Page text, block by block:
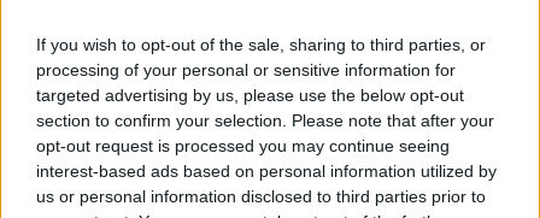
If you wish to opt-out of the sale, sharing to third parties, or
processing of your personal or sensitive information for
targeted advertising by us, please use the below opt-out
section to confirm your selection. Please note that after your
opt-out request is processed you may continue seeing
interest-based ads based on personal information utilized by
us or personal information disclosed to third parties prior to
cieszymy się, że odwiedzasz nasz portal. Jesteśmy
tu dla Ciebie!
Każdego dnia publikujemy najważniejsze
informacje z życia Kościoła w Polsce i na świecie.
Jednak bez Twojej pomocy sprostanie temu